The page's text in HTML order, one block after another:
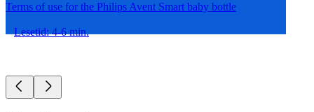
Terms of use for the Philips Avent Smart baby bottle
Lesetid: 4-6 min.